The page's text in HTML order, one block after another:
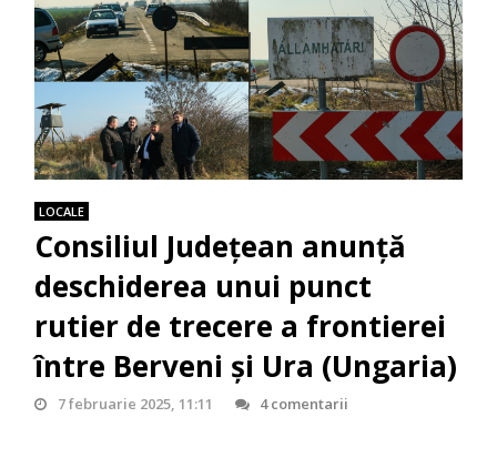
LOCALE
Consiliul Județean anunță
deschiderea unui punct
rutier de trecere a frontierei
între Berveni și Ura (Ungaria)
7 februarie 2025, 11:11 4 comentarii